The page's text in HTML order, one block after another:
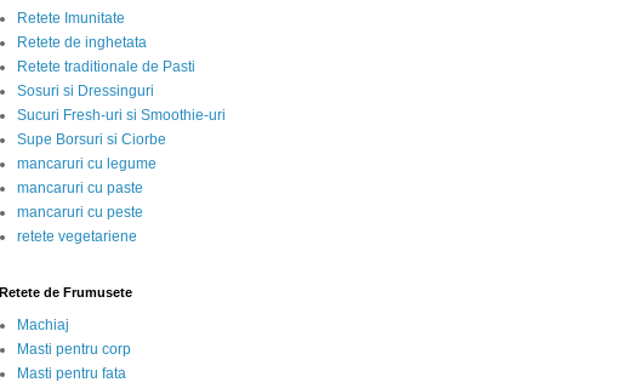
Retete Imunitate
Retete de inghetata
Retete traditionale de Pasti
Sosuri si Dressinguri
Sucuri Fresh-uri si Smoothie-uri
Supe Borsuri si Ciorbe
mancaruri cu legume
mancaruri cu paste
mancaruri cu peste
retete vegetariene
Retete de Frumusete
Machiaj
Masti pentru corp
Masti pentru fata